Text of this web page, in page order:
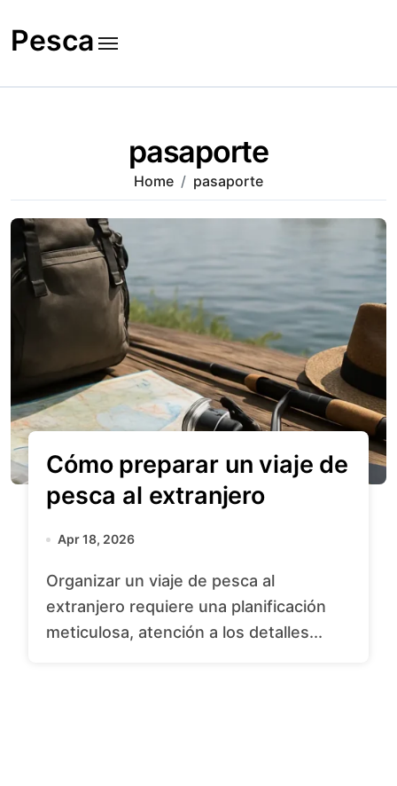
to
content
Pesca
pasaporte
Home pasaporte
Cómo preparar un viaje de
pesca al extranjero
Apr 18, 2026
Organizar un viaje de pesca al
extranjero requiere una planificación
meticulosa, atención a los detalles...